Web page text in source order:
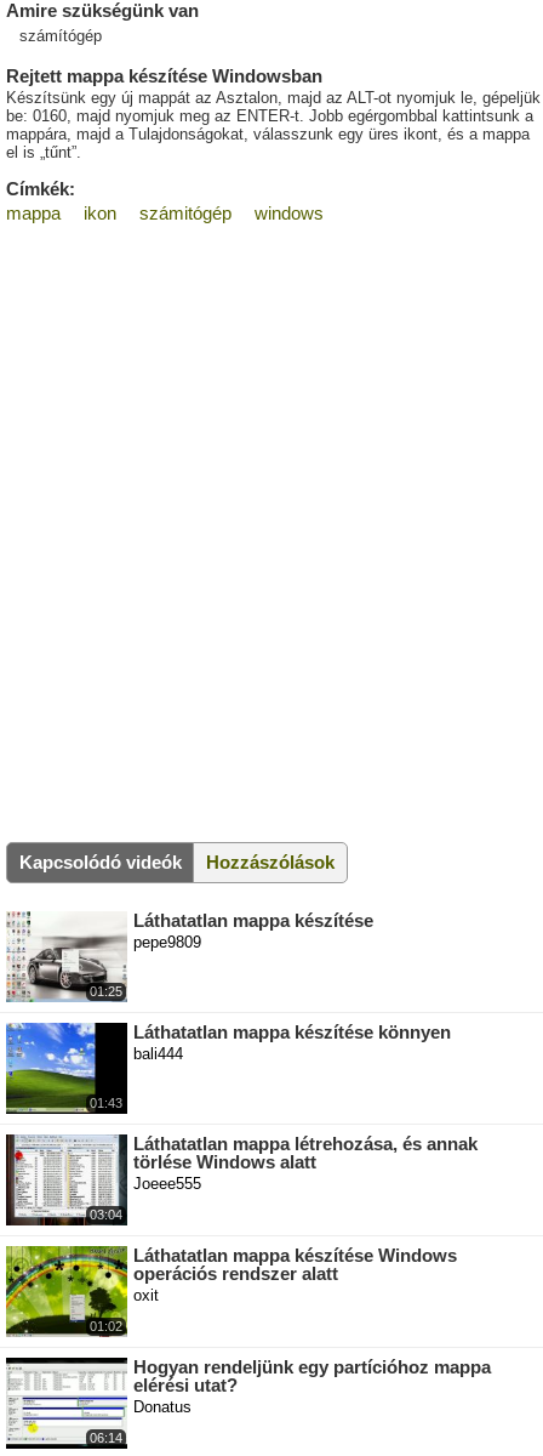
Amire szükségünk van
számítógép
Rejtett mappa készítése Windowsban
Készítsünk egy új mappát az Asztalon, majd az ALT-ot nyomjuk le, gépeljük
be: 0160, majd nyomjuk meg az ENTER-t. Jobb egérgombbal kattintsunk a
mappára, majd a Tulajdonságokat, válasszunk egy üres ikont, és a mappa
el is „tűnt”.
Címkék:
mappa
ikon számitógép windows
Kapcsolódó videók Hozzászólások
01:25
Láthatatlan mappa készítése
pepe9809
01:43
Láthatatlan mappa készítése könnyen
bali444
03:04
Láthatatlan mappa létrehozása, és annak
törlése Windows alatt
Joeee555
01:02
Láthatatlan mappa készítése Windows
operációs rendszer alatt
oxit
06:14
Hogyan rendeljünk egy partícióhoz mappa
elérési utat?
Donatus